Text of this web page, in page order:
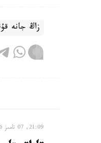
زاڭ جانە
21:09, 07 تامىز 2026